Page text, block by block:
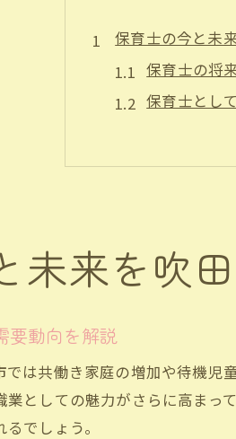
保育士の今と未
保育士の将
保育士とし
吹田市で保
保育士にと
保育士が吹
保育士パー
保育士の転
吹田市で保育士
未来を吹
要動向を解説
は共働き家庭の増加や待機
としての魅力がさらに高ま
でしょう。